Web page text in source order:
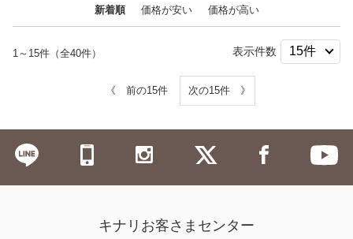
新着順 価格が安い 価格が高い
1～15件（全40件） 表示件数
《 前の15件 次の15件 》
キナリお客さまセンター